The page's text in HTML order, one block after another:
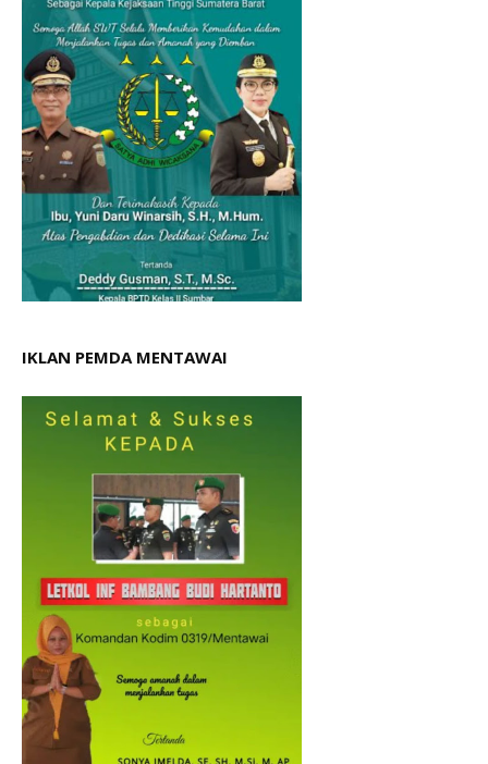
IKLAN PEMDA MENTAWAI